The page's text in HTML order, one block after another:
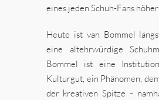
eines jeden Schuh-Fans höher
Heute ist van Bommel
eine altehrwürdige
Bommel ist eine
Kulturgut, ein Phänomen,
der kreativen Spitze –